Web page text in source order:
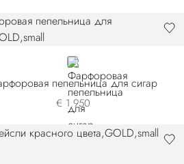
GOLD
пепельница для сигар
€ 1.950